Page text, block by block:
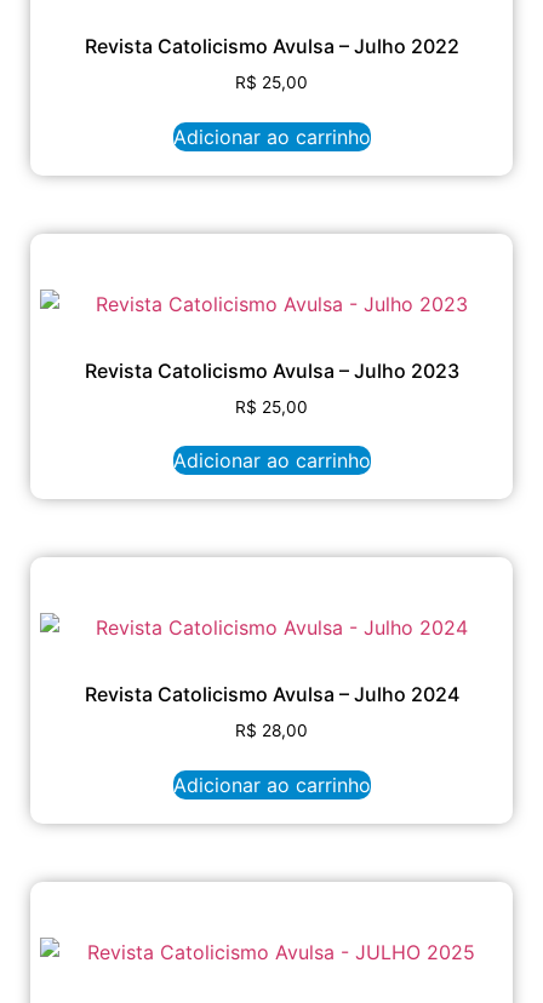
Revista Catolicismo Avulsa – Julho 2022
R$ 25,00
Adicionar ao carrinho
Revista Catolicismo Avulsa – Julho 2023
R$ 25,00
Adicionar ao carrinho
Revista Catolicismo Avulsa – Julho 2024
R$ 28,00
Adicionar ao carrinho